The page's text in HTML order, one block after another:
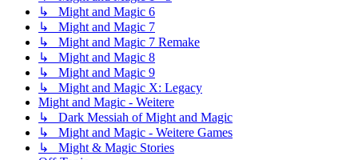
↳ Might and Magic 6
↳ Might and Magic 7
↳ Might and Magic 7 Remake
↳ Might and Magic 8
↳ Might and Magic 9
↳ Might and Magic X: Legacy
Might and Magic - Weitere
↳ Dark Messiah of Might and Magic
↳ Might and Magic - Weitere Games
↳ Might & Magic Stories